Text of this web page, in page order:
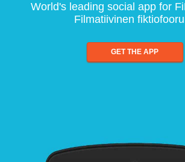
World's leading social app for
Filmatiivinen
GET THE APP